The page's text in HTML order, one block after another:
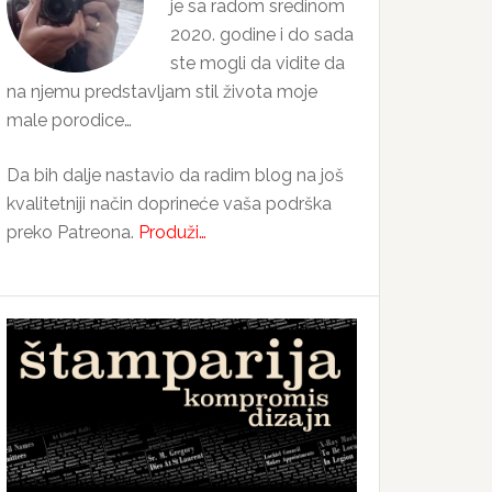
je sa radom sredinom
2020. godine i do sada
ste mogli da vidite da
na njemu predstavljam stil života moje
male porodice…
Da bih dalje nastavio da radim blog na još
kvalitetniji način doprineće vaša podrška
preko Patreona. Produži…